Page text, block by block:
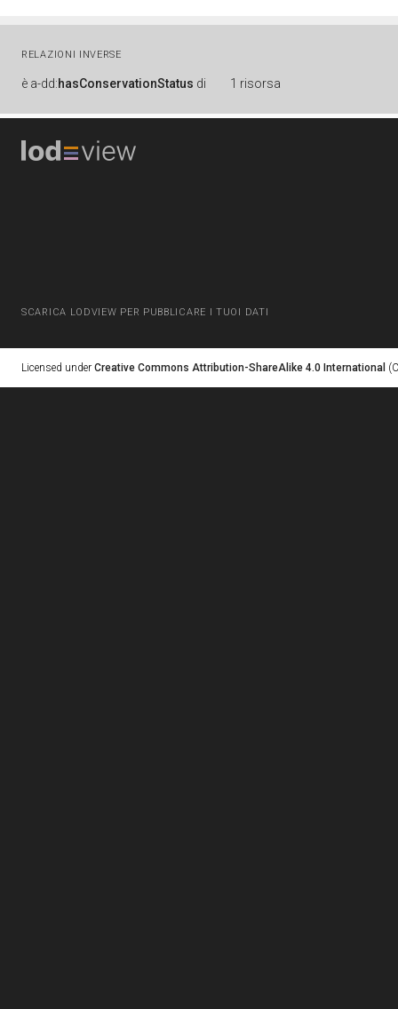
RELAZIONI INVERSE
è a-dd:hasConservationStatus di 1 risorsa
SCARICA LODVIEW PER PUBBLICARE I TUOI DATI
Licensed under Creative Commons Attribution-ShareAlike 4.0 International